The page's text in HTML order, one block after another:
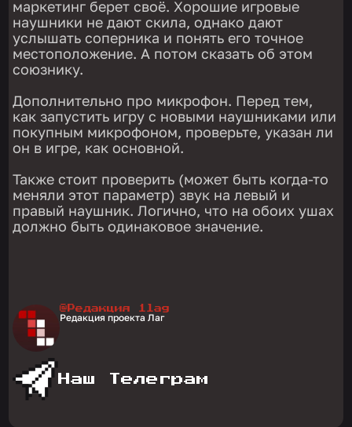
маркетинг берет своё. Хорошие игровые
наушники не дают скила, однако дают
услышать соперника и понять его точное
местоположение. А потом сказать об этом
союзнику.
Дополнительно про микрофон. Перед тем,
как запустить игру с новыми наушниками или
покупным микрофоном, проверьте, указан ли
он в игре, как основной.
Также стоит проверить (может быть когда-то
меняли этот параметр) звук на левый и
правый наушник. Логично, что на обоих ушах
должно быть одинаковое значение.
@Редакция 1lag
Редакция проекта Лаг
Наш Телеграм